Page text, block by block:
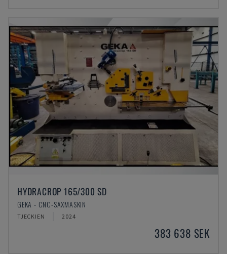
HYDRACROP 165/300 SD
GEKA - CNC-SAXMASKIN
TJECKIEN 2024
383 638 SEK